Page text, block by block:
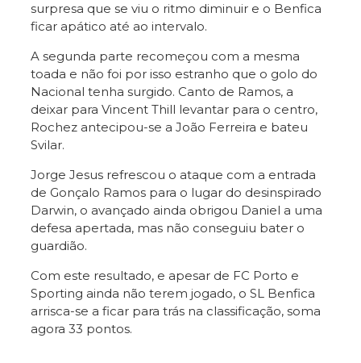
surpresa que se viu o ritmo diminuir e o Benfica
ficar apático até ao intervalo.
A segunda parte recomeçou com a mesma
toada e não foi por isso estranho que o golo do
Nacional tenha surgido. Canto de Ramos, a
deixar para Vincent Thill levantar para o centro,
Rochez antecipou-se a João Ferreira e bateu
Svilar.
Jorge Jesus refrescou o ataque com a entrada
de Gonçalo Ramos para o lugar do desinspirado
Darwin, o avançado ainda obrigou Daniel a uma
defesa apertada, mas não conseguiu bater o
guardião.
Com este resultado, e apesar de FC Porto e
Sporting ainda não terem jogado, o SL Benfica
arrisca-se a ficar para trás na classificação, soma
agora 33 pontos.